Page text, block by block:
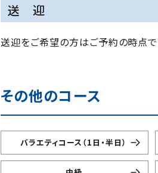
送 迎
送迎をご希望の方はご予約の時点で
その他のコース
バラエティコース（1日・半日）